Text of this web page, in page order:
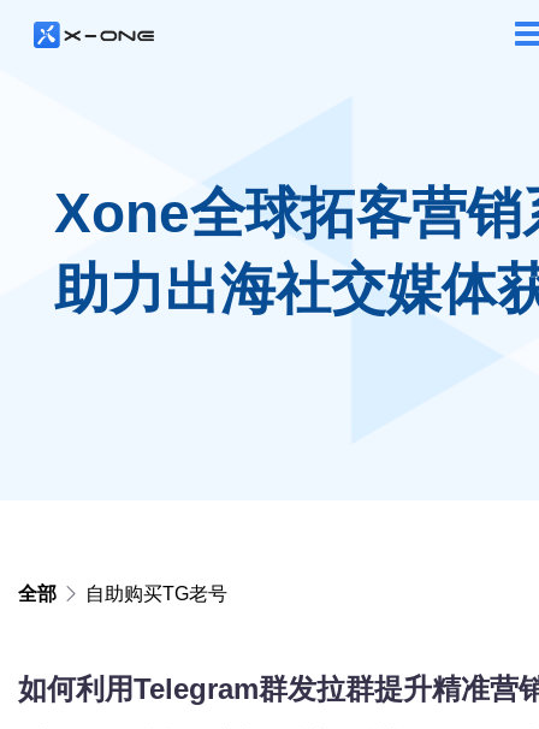
Xone全球拓客营销
助力出海社交媒体
全部 自助购买TG老号
如何利用Telegram群发拉群提升精准营